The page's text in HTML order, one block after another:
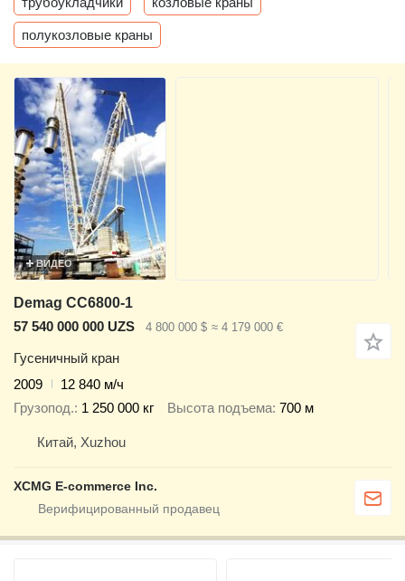
полукозловые краны
ВИДЕО
Demag CC6800-1
57 540 000 000 UZS
4 800 000 $ ≈ 4 179 000 €
Гусеничный кран
2009
12 840 м/ч
Грузопод. 1 250 000 кг Высота подъема 700 м
Китай, Xuzhou
XCMG E-commerce Inc.